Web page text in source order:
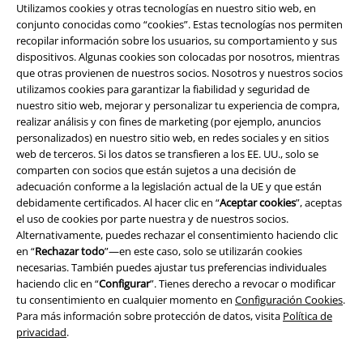
Utilizamos cookies y otras tecnologías en nuestro sitio web, en
conjunto conocidas como “cookies”. Estas tecnologías nos permiten
recopilar información sobre los usuarios, su comportamiento y sus
dispositivos. Algunas cookies son colocadas por nosotros, mientras
que otras provienen de nuestros socios. Nosotros y nuestros socios
utilizamos cookies para garantizar la fiabilidad y seguridad de
nuestro sitio web, mejorar y personalizar tu experiencia de compra,
realizar análisis y con fines de marketing (por ejemplo, anuncios
personalizados) en nuestro sitio web, en redes sociales y en sitios
web de terceros. Si los datos se transfieren a los EE. UU., solo se
comparten con socios que están sujetos a una decisión de
adecuación conforme a la legislación actual de la UE y que están
debidamente certificados. Al hacer clic en “Aceptar cookies”, aceptas
el uso de cookies por parte nuestra y de nuestros socios.
Alternativamente, puedes rechazar el consentimiento haciendo clic
en “Rechazar todo”—en este caso, solo se utilizarán cookies
necesarias. También puedes ajustar tus preferencias individuales
haciendo clic en “Configurar”. Tienes derecho a revocar o modificar
tu consentimiento en cualquier momento en Configuración Cookies.
Para más información sobre protección de datos, visita Política de
privacidad.
A Warner Music Group Company
Seguridad